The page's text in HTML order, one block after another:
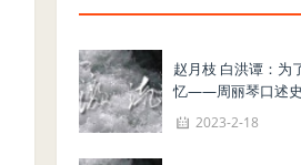
赵月枝 白洪谭：为
忆——周丽琴口述
2023-2-18